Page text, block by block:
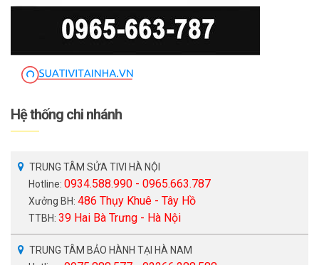
Hệ thống chi nhánh
TRUNG TÂM SỬA TIVI HÀ NỘI
Hotline: 0934.588.990 - 0965.663.787
Xưởng BH: 486 Thụy Khuê - Tây Hồ
TTBH: 39 Hai Bà Trưng - Hà Nội
TRUNG TÂM BẢO HÀNH TẠI HÀ NAM